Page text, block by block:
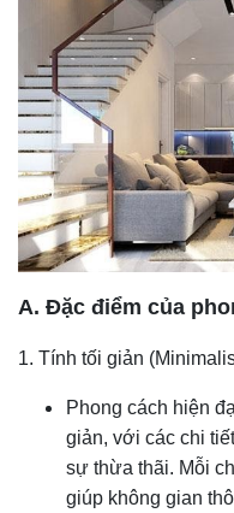
A. Đặc điểm của
1. Tính tối giản
Phong cách hiện
giản, với các chi
sự thừa thãi. Mỗi
giúp không gian